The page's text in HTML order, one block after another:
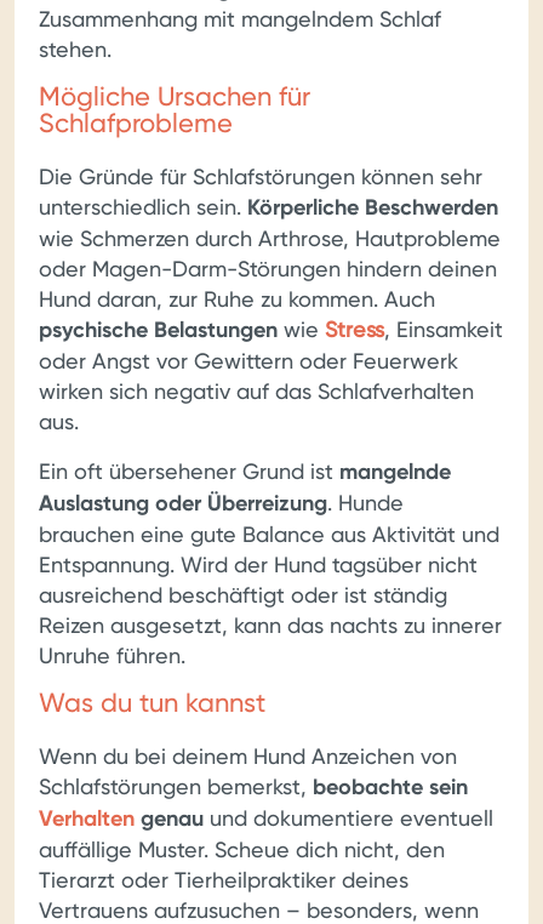
Zusammenhang mit mangelndem Schlaf
stehen.
Mögliche Ursachen für
Schlafprobleme
Die Gründe für Schlafstörungen können sehr
unterschiedlich sein. Körperliche Beschwerden
wie Schmerzen durch Arthrose, Hautprobleme
oder Magen-Darm-Störungen hindern deinen
Hund daran, zur Ruhe zu kommen. Auch
psychische Belastungen wie Stress, Einsamkeit
oder Angst vor Gewittern oder Feuerwerk
wirken sich negativ auf das Schlafverhalten
aus.
Ein oft übersehener Grund ist mangelnde
Auslastung oder Überreizung. Hunde
brauchen eine gute Balance aus Aktivität und
Entspannung. Wird der Hund tagsüber nicht
ausreichend beschäftigt oder ist ständig
Reizen ausgesetzt, kann das nachts zu innerer
Unruhe führen.
Was du tun kannst
Wenn du bei deinem Hund Anzeichen von
Schlafstörungen bemerkst, beobachte sein
Verhalten genau und dokumentiere eventuell
auffällige Muster. Scheue dich nicht, den
Tierarzt oder Tierheilpraktiker deines
Vertrauens aufzusuchen – besonders, wenn